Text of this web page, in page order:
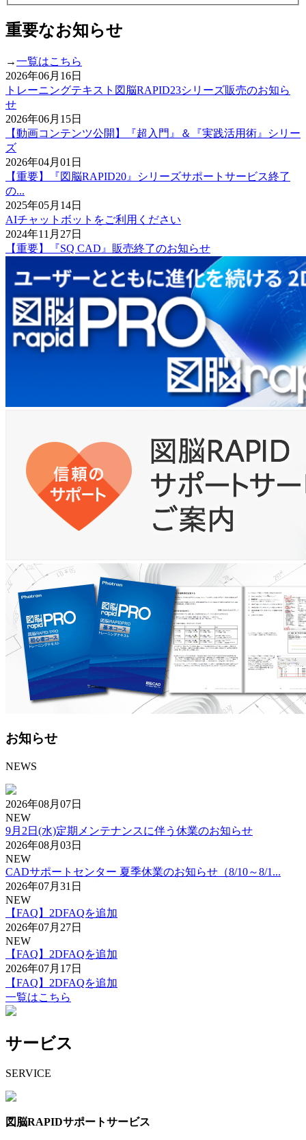
重要なお知らせ
→一覧はこちら
2026年06月16日
トレーニングテキスト図脳RAPID23シリーズ販売のお知ら
せ
2026年06月15日
【動画コンテンツ公開】『超入門』＆『実践活用術』シリー
ズ
2026年04月01日
【重要】『図脳RAPID20』シリーズサポートサービス終了
の...
2025年05月14日
AIチャットボットをご利用ください
2024年11月27日
【重要】『SQ CAD』販売終了のお知らせ
お知らせ
NEWS
2026年08月07日
NEW
9月2日(水)定期メンテナンスに伴う休業のお知らせ
2026年08月03日
NEW
CADサポートセンター 夏季休業のお知らせ（8/10～8/1...
2026年07月31日
NEW
【FAQ】2DFAQを追加
2026年07月27日
NEW
【FAQ】2DFAQを追加
2026年07月17日
【FAQ】2DFAQを追加
一覧はこちら
サービス
SERVICE
図脳RAPIDサポートサービス